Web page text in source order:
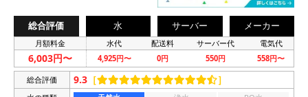
総合評価 水 サーバー メーカー
月額料金 水代 配送料 サーバー代 電気代
6,003円〜 4,925円〜 0円 550円 558円〜
総合評価 9.3 ［ ］